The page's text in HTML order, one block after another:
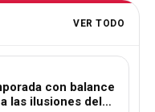
VER TODO
con balance
las ilusiones del…